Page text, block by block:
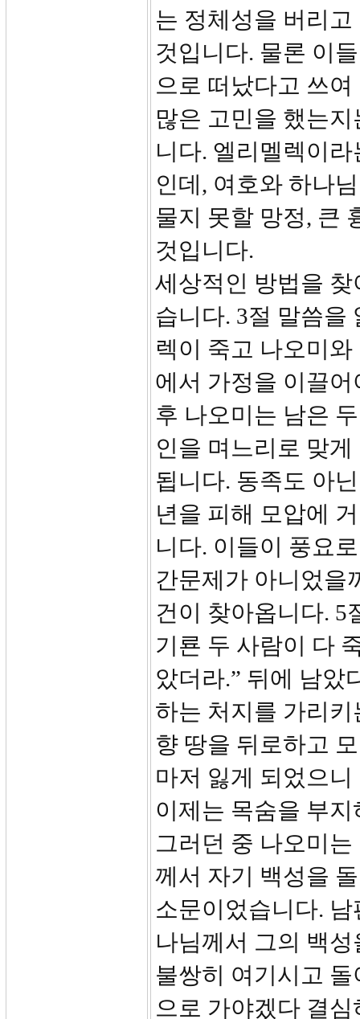
는 정체성을 버리
것입니다. 물론 이
으로 떠났다고 쓰
많은 고민을 했는
니다. 엘리멜렉이
인데, 여호와 하나
물지 못할 망정, 큰
것입니다.
세상적인 방법을
습니다. 3절 말씀을
렉이 죽고 나오미
에서 가정을 이끌
후 나오미는 남은
인을 며느리로 맞
됩니다. 동족도 아
년을 피해 모압에
니다. 이들이 풍요
간문제가 아니었을
건이 찾아옵니다. 5
기룐 두 사람이 다
았더라.” 뒤에 남았
하는 처지를 가리
향 땅을 뒤로하고
마저 잃게 되었으
이제는 목숨을 부
그러던 중 나오미
께서 자기 백성을
소문이었습니다.
나님께서 그의 백
불쌍히 여기시고
으로 가야겠다 결